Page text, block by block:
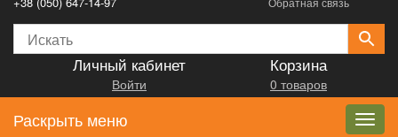
Личный кабинет
Войти
Корзина
0 товаров
Раскрыть меню